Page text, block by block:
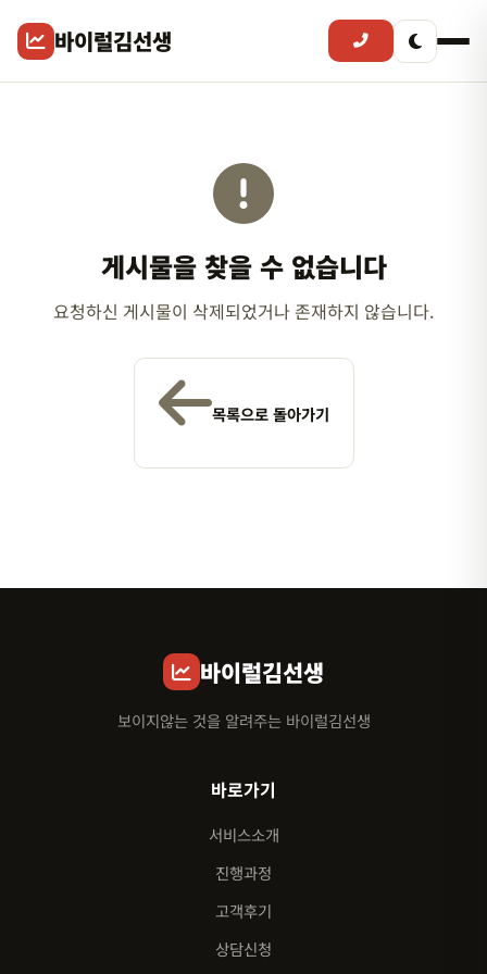
바이럴김선생
게시물을 찾을 수 없습니다
요청하신 게시물이 삭제되었거나 존재하지 않습니다.
목록으로 돌아가기
바이럴김선생
보이지않는 것을 알려주는 바이럴김선생
바로가기
서비스소개
진행과정
고객후기
상담신청